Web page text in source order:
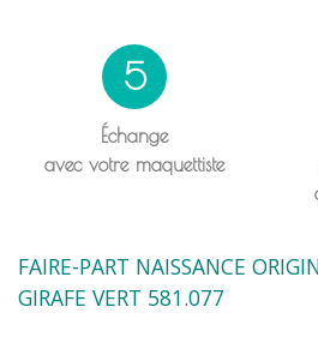
5
Échange
avec votre maquettiste
FAIRE-PART NAISSANCE
GIRAFE VERT 581.077